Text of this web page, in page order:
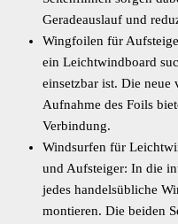
Geradeauslauf und
Wingfoilen für
ein Leichtwindboard
einsetzbar ist. Die neue
Aufnahme des Foils
Verbindung.
Windsurfen für
und Aufsteiger: In die
jedes handelsübliche
montieren. Die beiden